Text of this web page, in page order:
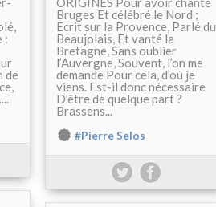
:
de
Bruges Et célébré le Nord ;
Ecrit sur la Provence, Parlé du
Beaujolais, Et vanté la
Bretagne, Sans oublier
l’Auvergne, Souvent, l’on me
demande Pour cela, d’où je
viens. Est-il donc nécessaire
D’être de quelque part ?
Brassens...
#Pierre Selos